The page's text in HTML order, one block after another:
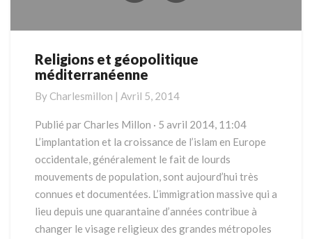
Religions
et
méditerranéenne
Religions et géopolitique
méditerranéenne
By Charlesmillon | Avril 5, 2014
Publié par Charles Millon · 5 avril 2014, 11:04
L’implantation et la croissance de l’islam en Europe
occidentale, généralement le fait de lourds
mouvements de population, sont aujourd’hui très
connues et documentées. L’immigration massive qui a
lieu depuis une quarantaine d’années contribue à
changer le visage religieux des grandes métropoles